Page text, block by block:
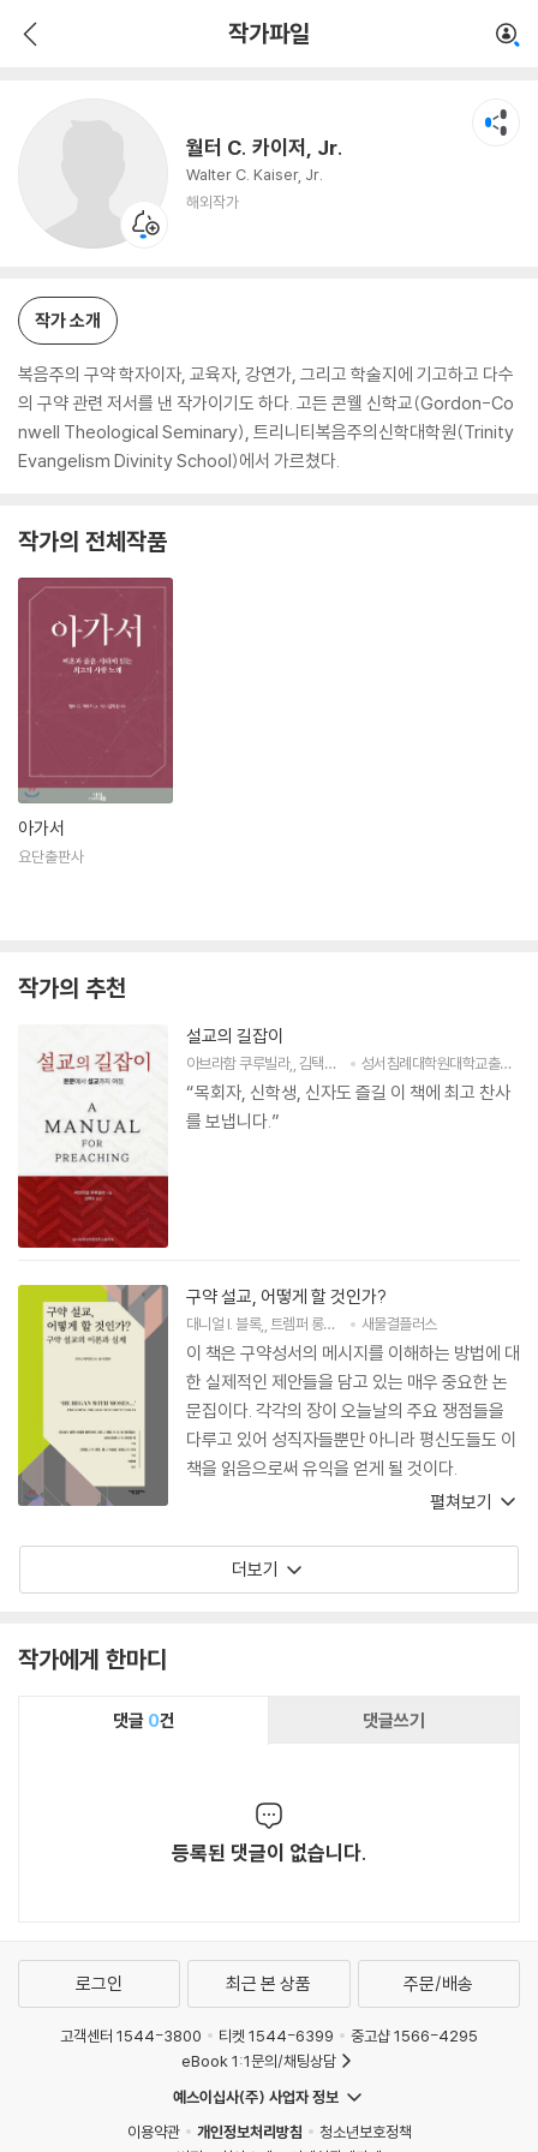
작가파일
월터 C. 카이저, Jr.
Walter C. Kaiser, Jr.
해외작가
작가 소개
복음주의 구약 학자이자, 교육자, 강연가, 그리고 학술지에 기고하고 다수
의 구약 관련 저서를 낸 작가이기도 하다. 고든 콘웰 신학교(Gordon-Co
nwell Theological Seminary), 트리니티복음주의신학대학원(Trinity
Evangelism Divinity School)에서 가르쳤다.
작가의 전체작품
아가서
요단출판사
작가의 추천
설교의 길잡이
아브라함 쿠루빌라, 김택수 저 성서침례대학원대학교출판부
“목회자, 신학생, 신자도 즐길 이 책에 최고 찬사
를 보냅니다.”
구약 설교, 어떻게 할 것인가?
대니얼 I. 블록, 트렘퍼 롱맨 3세 , 고든 J. 웬함
새물결플러스
이 책은 구약성서의 메시지를 이해하는 방법에 대
한 실제적인 제안들을 담고 있는 매우 중요한 논
문집이다. 각각의 장이 오늘날의 주요 쟁점들을
다루고 있어 성직자들뿐만 아니라 평신도들도 이
책을 읽음으로써 유익을 얻게 될 것이다.
펼쳐보기
더보기
작가에게 한마디
댓글 0건 댓글쓰기
등록된 댓글이 없습니다.
로그인 최근 본 상품 주문/배송
고객센터 1544-3800 티켓 1544-6399
중고샵 1566-4295
eBook 1:1문의/채팅상담
예스이십사(주) 사업자 정보
이용약관
개인정보처리방침
청소년보호정책